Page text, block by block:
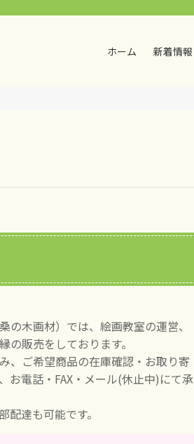
ホーム 新着情報
の木画材）では、絵画教室の運営、
の販売をしております。
、ご希望商品の在庫確認・お取り寄
お電話・FAX・メール(休止中)にて承
配達も可能です。